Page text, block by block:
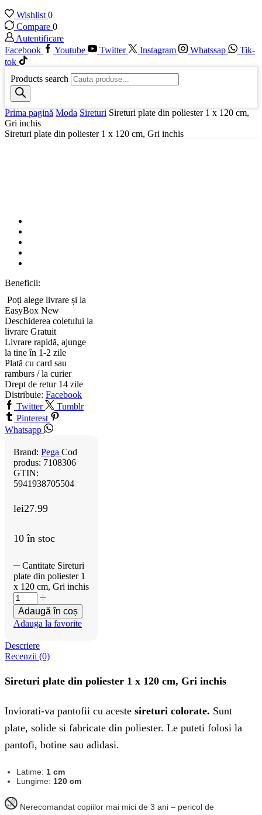
Wishlist 0
Compare 0
Autentificare
Facebook
Youtube Twitter Instagram Whatssap
Tik-
tok
Products search
Prima pagină Moda Sireturi Sireturi plate din poliester 1 x 120 cm,
Gri inchis
Sireturi plate din poliester 1 x 120 cm, Gri inchis
Beneficii:
Poți alege livrare și la
EasyBox New
Deschiderea coletului la
livrare Gratuit
Livrare rapidă, ajunge
la tine în 1-2 zile
Plată cu card sau
ramburs / la curier
Drept de retur 14 zile
Distribuie: Facebook
Twitter
Tumblr
Pinterest
Whatsapp
Brand: Pega Cod
produs: 7108306
GTIN:
5941938705504
lei27.99
10 în stoc
Cantitate Sireturi
plate din poliester 1
x 120 cm, Gri inchis
Adaugă în coș
Adauga la favorite
Descriere
Recenzii (0)
Sireturi plate din poliester 1 x 120 cm, Gri inchis
Inviorati-va pantofii cu aceste sireturi colorate. Sunt
plate, solide si fabricate din poliester. Le puteti folosi la
pantofi, botine sau adidasi.
Latime: 1 cm
Lungime: 120 cm
Nerecomandat copiilor mai mici de 3 ani – pericol de